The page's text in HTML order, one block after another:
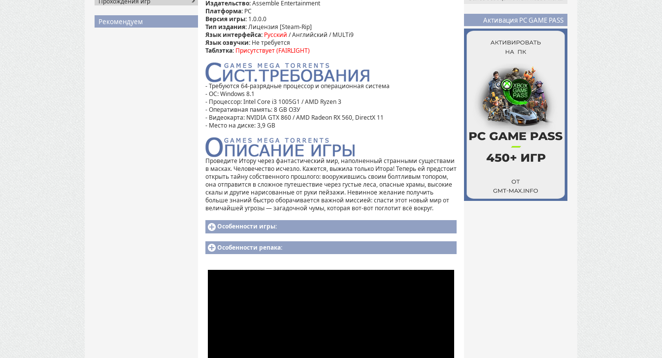
Активация PC GAME PASS
Рекомендуем
Издательство:Assemble Entertainment
Платформа: РС
Версия игры: 1.0.0.0
Тип издания:Лицензия [Steam-Rip]
Язык интерфейса: Русский / Английский / MULTi9
Язык озвучки: Не требуется
Таблэтка: Присутствует (FAIRLIGHT)
- Требуются 64-разрядные процессор и операционная система
- ОС: Windows 8.1
- Процессор: Intel Core i3 1005G1 / AMD Ryzen 3
- Оперативная память: 8 GB ОЗУ
- Видеокарта: NVIDIA GTX 860 / AMD Radeon RX 560, DirectX 11
- Место на диске: 3,9 GB
Проведите Итору через фантастический мир, наполненный странными существами
в масках. Человечество исчезло. Кажется, выжила только Итора! Теперь ей предстоит
открыть тайну собственного прошлого: вооружившись своим болтливым топором,
она отправится в сложное путешествие через густые леса, опасные храмы, высокие
скалы и другие нарисованные от руки пейзажи. Невинное желание получить
больше знаний быстро оборачивается важной миссией: спасти этот новый мир от
величайшей угрозы — загадочной чумы, которая вот-вот поглотит всё вокруг.
Особенности игры:
Особенности репака: